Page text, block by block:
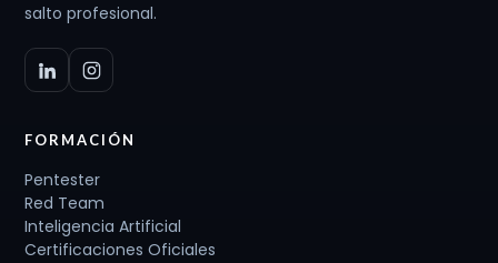
salto profesional.
FORMACIÓN
Pentester
Red Team
Inteligencia Artificial
Certificaciones Oficiales